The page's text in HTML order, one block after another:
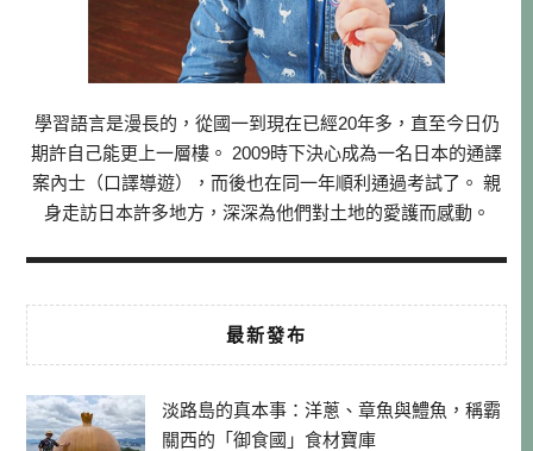
學習語言是漫長的，從國一到現在已經20年多，直至今日仍
期許自己能更上一層樓。 2009時下決心成為一名日本的通譯
案內士（口譯導遊），而後也在同一年順利通過考試了。 親
身走訪日本許多地方，深深為他們對土地的愛護而感動。
最新發布
淡路島的真本事：洋蔥、章魚與鱧魚，稱霸
關西的「御食國」食材寶庫